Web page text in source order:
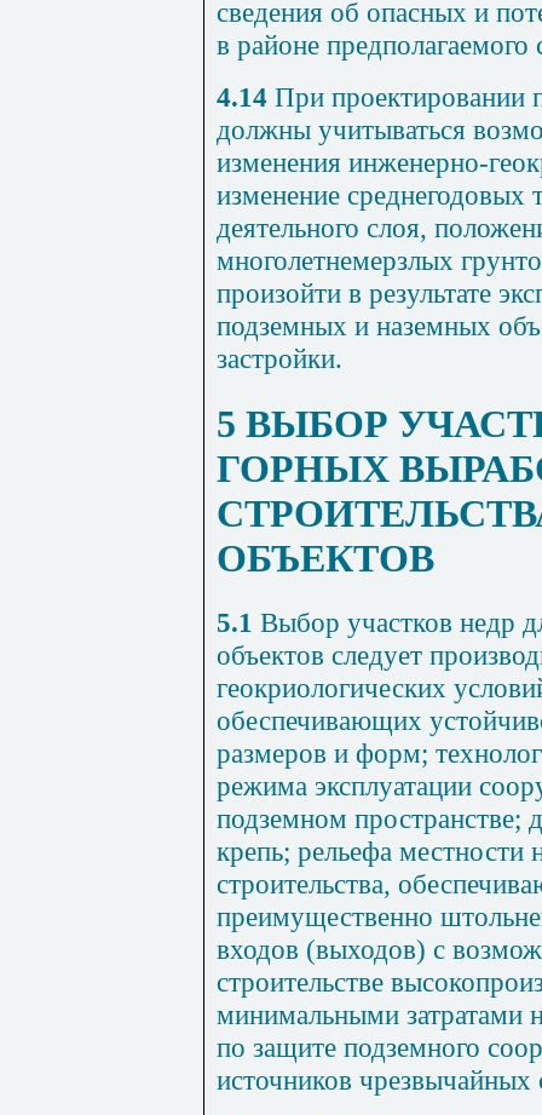
сведения об опасных и
в районе предполагаемого
4.14 При проектировании
должны учитываться
изменения инженерно-
изменение среднегодовых
деятельного слоя,
многолетнемерзлых
произойти в результате
подземных и наземных
застройки.
5 ВЫБОР
ГОРНЫХ
ОБЪЕКТОВ
5.1 Выбор участков недр
объектов следует
геокриологических
обеспечивающих
размеров и форм;
режима эксплуатации
подземном пространстве;
крепь; рельефа местности
строительства,
преимущественно
входов (выходов) с
строительстве
минимальными затратами
по защите подземного
источников чрезвычайных